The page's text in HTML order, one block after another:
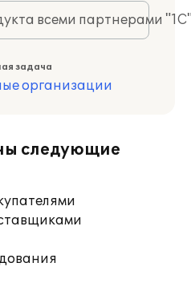
всеми партнерами
задача
организации
следующие